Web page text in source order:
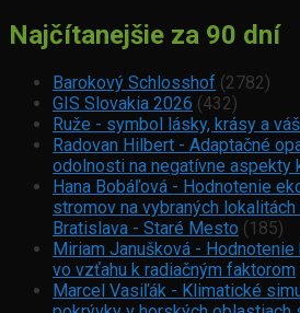
Najčítanejšie za 90 dní
Barokový Schlosshof (2782)
GIS Slovakia 2026 (432)
Ruže - symbol lásky, krásy a
Radovan Hilbert - Adaptačné
odolnosti na negatívne aspekty
Hana Bobáľová - Hodnotenie
stromov na vybraných
Bratislava - Staré Mesto (185)
Miriam Janušková -
vo vzťahu k radiačným faktorom
Marcel Vasiľák - Klimatické